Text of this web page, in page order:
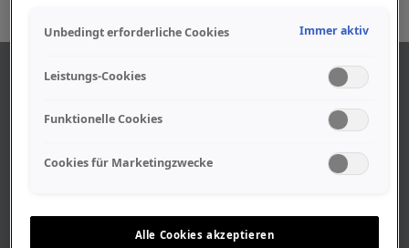
Geschäftszeiten
Stellenangebote
Unbedingt erforderliche Cookies Immer aktiv
Leistungs-Cookies
Funktionelle Cookies
Cookies für Marketingzwecke
Alle Cookies akzeptieren